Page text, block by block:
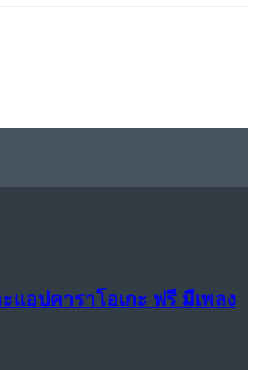
แอปคาราโอเกะ ฟรี มีเพลง